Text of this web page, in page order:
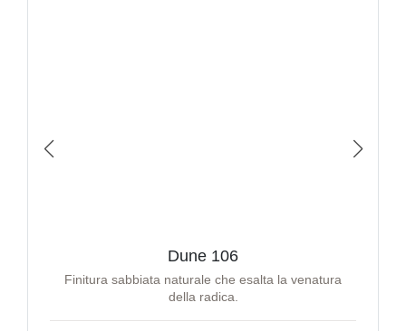
Dune 106
Finitura sabbiata naturale che esalta la venatura
della radica.